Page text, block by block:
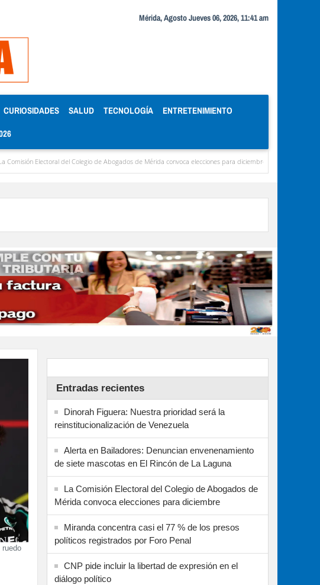
Mérida, Agosto Jueves 06, 2026, 11:41 am
CURIOSIDADES SALUD TECNOLOGÍA ENTRETENIMIENTO
Electoral del Colegio de Abogados de Mérida convoca elecciones para diciembre Miranda concentra
Entradas recientes
Dinorah Figuera: Nuestra prioridad será la
reinstitucionalización de Venezuela
Alerta en Bailadores: Denuncian envenenamiento
de siete mascotas en El Rincón de La Laguna
La Comisión Electoral del Colegio de Abogados de
Mérida convoca elecciones para diciembre
Miranda concentra casi el 77 % de los presos
políticos registrados por Foro Penal
CNP pide incluir la libertad de expresión en el
diálogo político